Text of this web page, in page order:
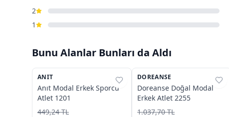
2
1
Bunu Alanlar Bunları da Aldı
%38
ANIT
Anıt Modal Erkek Sporcu
Atlet 1201
449,24 TL
%25
DOREANSE
Doreanse Doğal Modal
Erkek Atlet 2255
1.037,70 TL